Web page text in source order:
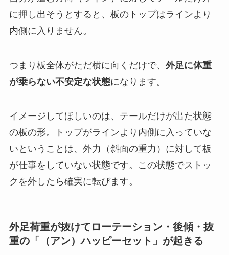
に押し出そうとすると、板のトップはラインより
内側に入りません。
つまり板全体がただ横に向くだけで、 外足に体重
が乗らない不安定な状態になります。
イメージしてほしいのは、テールだけが出た状態
の板の形。トップがラインより内側に入っていな
いということは、外力（斜面の重力）に対して板
が仕事をしていない状態です。この状態でストッ
クを外したら確実に転びます。
外足荷重が抜けてローテーション・後傾・抜
重の「（アン）ハッピーセット」が起きる